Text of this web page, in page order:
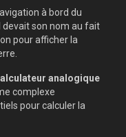
à bord du
devait son nom au fait
pour afficher la
analogique
complexe
pour calculer la